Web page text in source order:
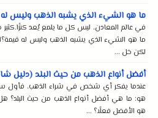
ما هو الشيء الذي يشبه الذهب وليس له
في عالم المعادن، ليس كل ما يلمع يُعد
ما هو الشيء الذي يشبه الذهب وليس له
لكن خل ...
أفضل أنواع الذهب من حيث البلد (دليل
عندما يفكر أي شخص في شراء الذهب، فأول
هو: ما هي أفضل أنواع الذهب من حيث البلد؟
هو الأفضل فعلًا؟ ...